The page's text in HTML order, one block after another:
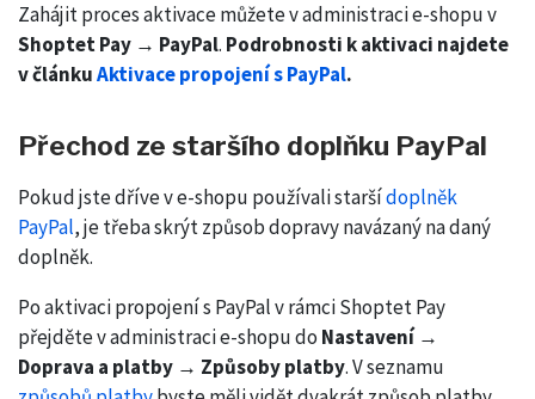
Zahájit proces aktivace můžete v administraci e-shopu v
Shoptet Pay → PayPal. Podrobnosti k aktivaci najdete
v článkuAktivace propojení s PayPal.
Přechod ze staršího doplňku PayPal
Pokud jste dříve v e-shopu používali staršídoplněk
PayPal, je třeba skrýt způsob dopravy navázaný na daný
doplněk.
Po aktivaci propojení s PayPal v rámci Shoptet Pay
přejděte v administraci e-shopu do Nastavení →
Doprava a platby → Způsoby platby. V seznamu